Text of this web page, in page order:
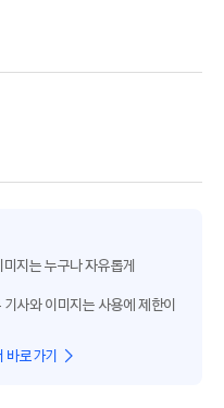
지는 누구나 자유롭게
사와 이미지는 사용에 제한이
로가기